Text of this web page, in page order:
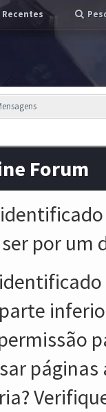
Recentes
Forum
por um